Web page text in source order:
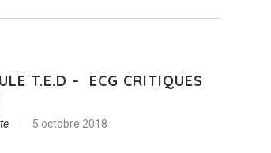
T.E.D – ECG CRITIQUES
5 octobre 2018